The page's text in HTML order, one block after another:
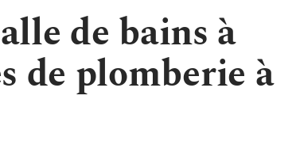
de bains à
de plomberie à